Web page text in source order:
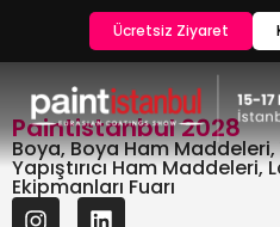
Ücretsiz Ziyaret
Paintistanbul 2028
Boya, Boya Ham Maddeleri,
Yapıştırıcı Ham
Ekipmanları Fuarı